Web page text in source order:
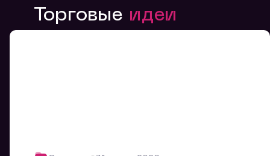
Торговые идеи